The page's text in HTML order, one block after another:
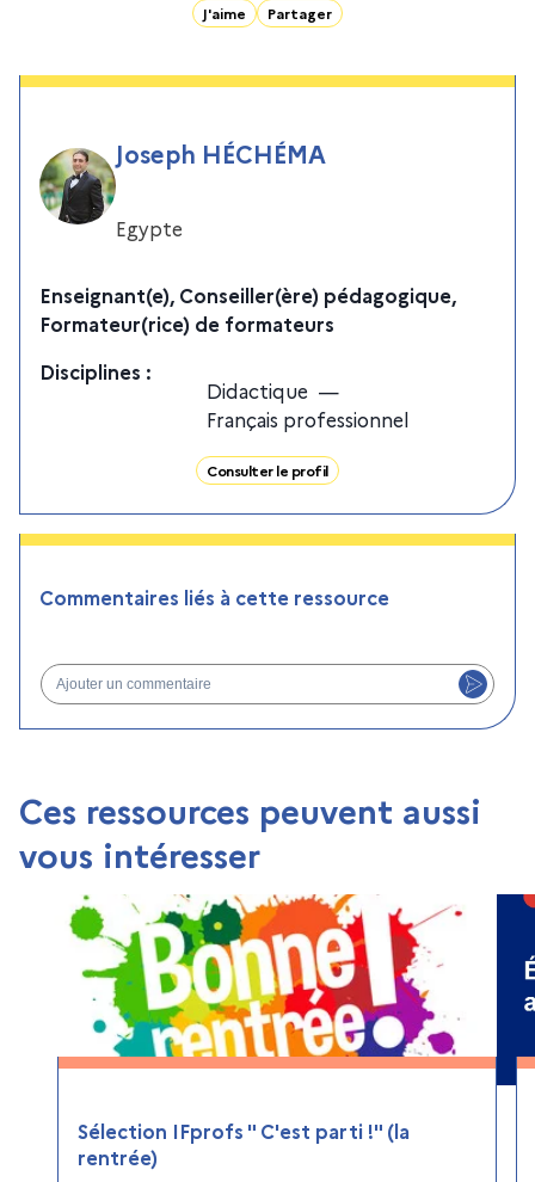
J'aime Partager
Joseph HÉCHÉMA
Egypte
Enseignant(e), Conseiller(ère) pédagogique,
Formateur(rice) de formateurs
Disciplines :
Didactique —
Français professionnel
Consulter le profil
Commentaires liés à cette ressource
Ajouter un commentaire
Ces ressources peuvent aussi
vous intéresser
Sélection IFprofs " C'est parti !" (la
rentrée)